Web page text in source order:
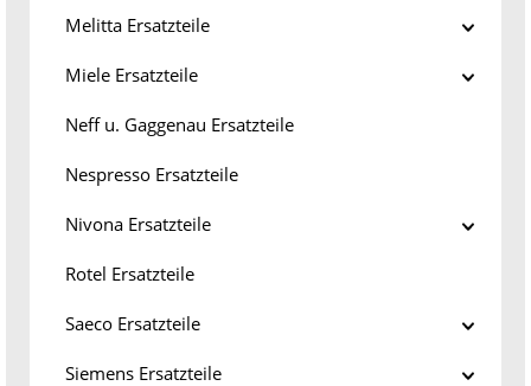
Melitta Ersatzteile
Miele Ersatzteile
Neff u. Gaggenau Ersatzteile
Nespresso Ersatzteile
Nivona Ersatzteile
Rotel Ersatzteile
Saeco Ersatzteile
Siemens Ersatzteile